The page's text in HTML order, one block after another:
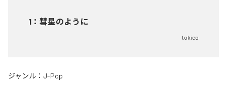
1 ： 彗星のように
tokico
ジャンル： J-Pop